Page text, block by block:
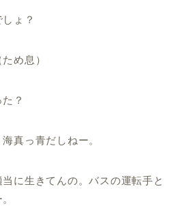
ょ？
め息）
？
真っ青だしねー。
に生きてんの。バスの運転手と